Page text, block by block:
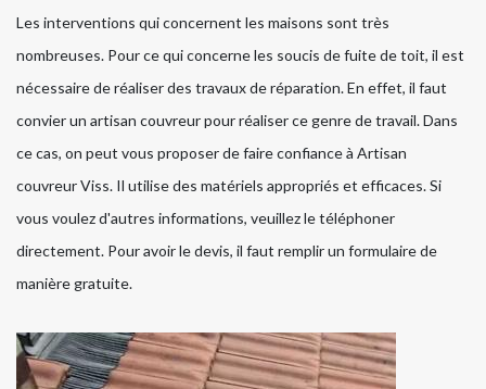
Les interventions qui concernent les maisons sont très
nombreuses. Pour ce qui concerne les soucis de fuite de toit, il est
nécessaire de réaliser des travaux de réparation. En effet, il faut
convier un artisan couvreur pour réaliser ce genre de travail. Dans
ce cas, on peut vous proposer de faire confiance à Artisan
couvreur Viss. Il utilise des matériels appropriés et efficaces. Si
vous voulez d'autres informations, veuillez le téléphoner
directement. Pour avoir le devis, il faut remplir un formulaire de
manière gratuite.